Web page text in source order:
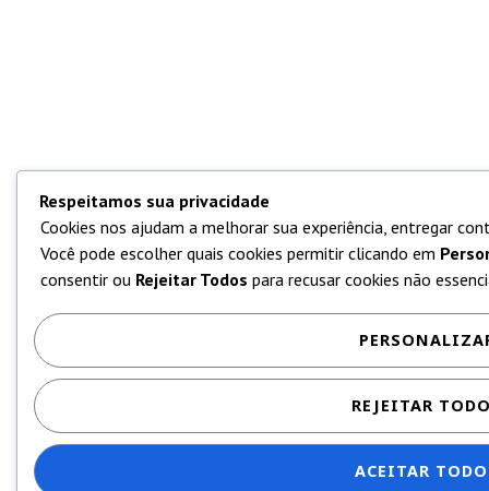
Respeitamos sua privacidade
Cookies nos ajudam a melhorar sua experiência, entregar
Você pode escolher quais cookies permitir clicando em
consentir ou Rejeitar Todos para recusar cookies não
REJEITAR
ACEITAR